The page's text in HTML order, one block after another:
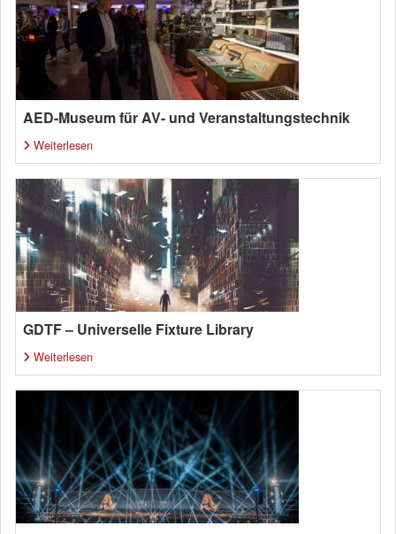
AED-Museum für AV- und Veranstaltungstechnik
Weiterlesen
GDTF – Universelle Fixture Library
Weiterlesen